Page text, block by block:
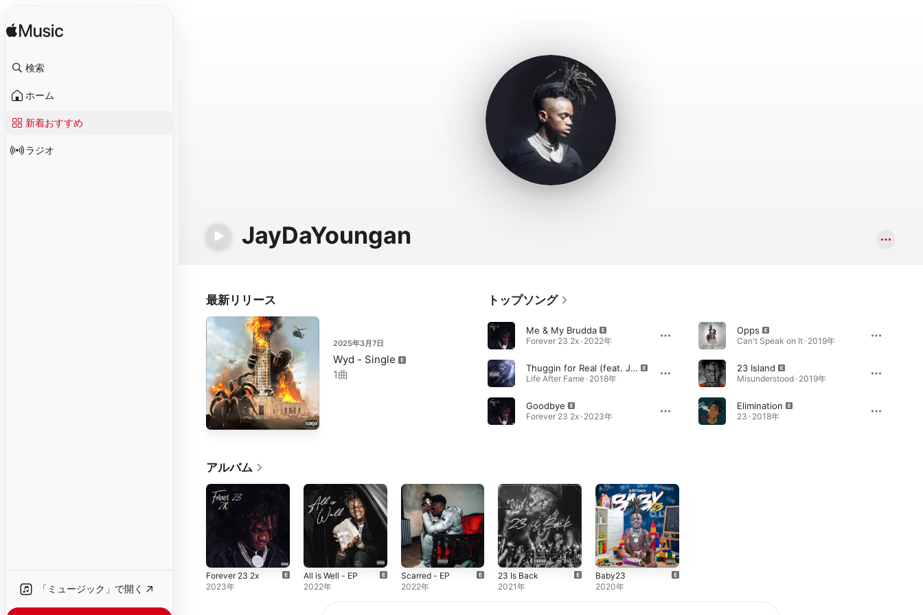
検索
ホーム
新着おすすめ
ラジオ
「ミュージック」で開く
JayDaYoungan
最新リリース
2025年3月7日
Wyd - Single
1曲
トップソング
Me & My Brudda
Forever 23 2x · 2022年
Thuggin for Real (feat. JayDa Youngan)
Life After Fame · 2018年
Goodbye
Forever 23 2x · 2023年
Opps
Can't Speak on It · 2019年
23 Island
Misunderstood · 2019年
Elimination
23 · 2018年
アルバム
Forever 23 2x
2023年
All is Well - EP
2022年
Scarred - EP
2022年
23 Is Back
2021年
Baby23
2020年